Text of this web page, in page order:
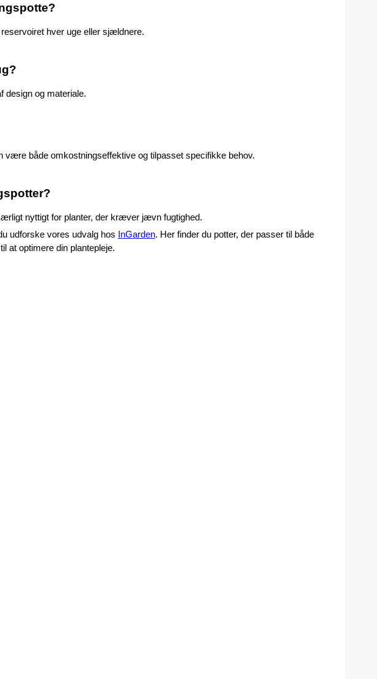
hver uge eller sjældnere.
design og materiale.
både omkostningseffektive og tilpasset specifikke behov.
nyttigt for planter, der kræver jævn fugtighed.
udforske vores udvalg hos
InGarden. Her finder du potter, der passer til både
at optimere din plantepleje.